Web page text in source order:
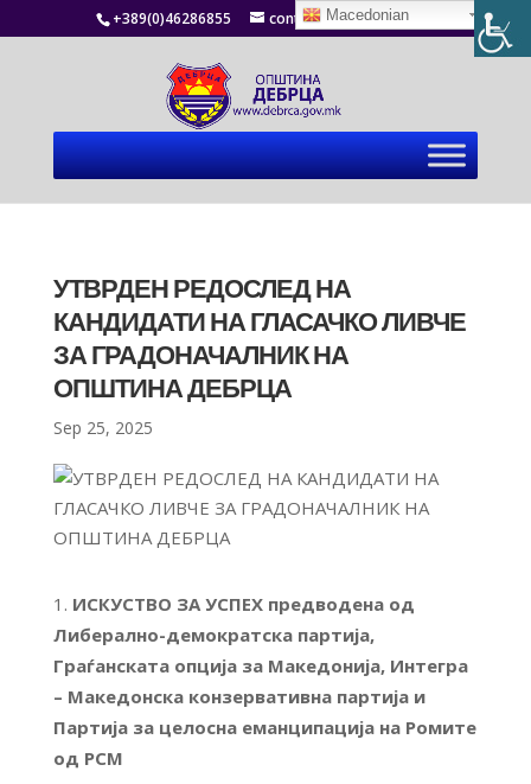
+389(0)46286855 contact@debrca.gov.mk
УТВРДЕН РЕДОСЛЕД НА
КАНДИДАТИ НА ГЛАСАЧКО ЛИВЧЕ
ЗА ГРАДОНАЧАЛНИК НА
ОПШТИНА ДЕБРЦА
Sep 25, 2025
ИСКУСТВО ЗА УСПЕХ предводена од
Либерално-демократска партија,
Граѓанската опција за Македонија, Интегра
– Македонска конзервативна партија и
Партија за целосна еманципација на Ромите
од РСМ
Macedonian